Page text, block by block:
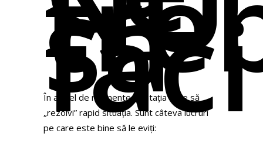
să
faci
În astfel de momente, tentația este să
„rezolvi” rapid situația. Sunt câteva lucruri
pe care este bine să le eviți: